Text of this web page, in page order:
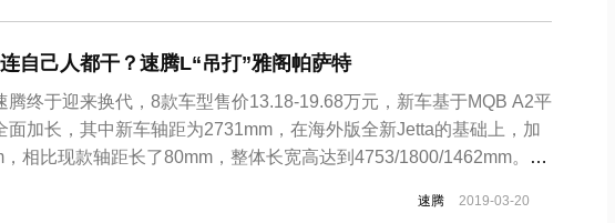
自己人都干？速腾L“吊打”雅阁帕萨特
腾终于迎来换代，8款车型售价13.18-19.68万元，新车基于MQB A2平
面加长，其中新车轴距为2731mm，在海外版全新Jetta的基础上，加
相比现款轴距长了80mm，整体长宽高达到4753/1800/1462mm。外
作为全新一代车型新鲜感并没有那么强烈。对于速腾L，市面上...
速腾 2019-03-20